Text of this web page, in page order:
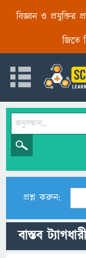
বিজ্ঞান ও প্রযুক্তির
জিতে
প্রশ্ন করুন:
বাস্তব